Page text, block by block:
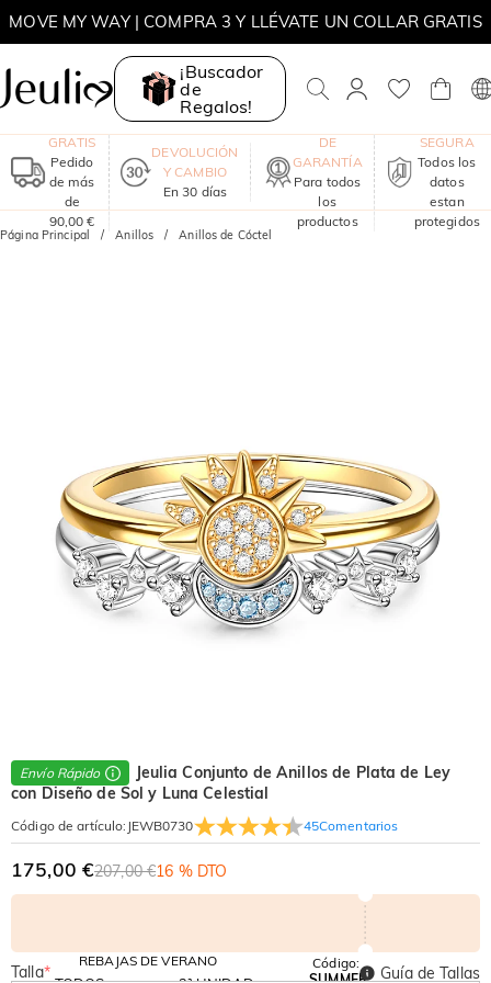
SUMMER
MOVE MY WAY | COMPRA 3 Y LLÉVATE UN COLLAR GRATIS
¡Buscador
de
Regalos!
GRATIS
Pedido
de más
de
90,00 €
DEVOLUCIÓN
Y CAMBIO
En 30 días
DE
GARANTÍA
Para todos
los
productos
SEGURA
Todos los
datos
estan
protegidos
Página Principal Anillos Anillos de Cóctel
Envío Rápido
Jeulia Conjunto de Anillos de Plata de Ley
con Diseño de Sol y Luna Celestial
Código de artículo: JEWB0730 45Comentarios
175,00 €207,00 €16 % DTO
REBAJAS DE VERANO
Código:
SUMMER
Talla*
Guía de Tallas